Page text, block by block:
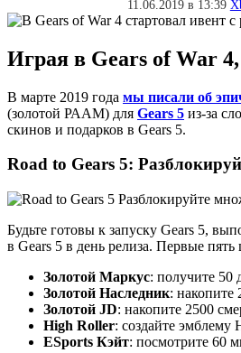
11.06.2019 в 13:39
Играя в Gears of War
В марте 2019 года мы писали об
(золотой РААМ) для Gears 5 из-за
скинов и подарков в Gears 5.
Road to Gears 5:
Будьте готовы к запуску Gears 5,
в Gears 5 в день релиза. Первые
Золотой Маркус: получите 50
Золотой Наследник: накопите
Золотой JD: накопите 2500
High Roller: создайте эмблему
ESports Кэйт: посмотрите 60